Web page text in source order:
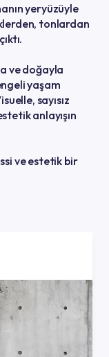
yeryüzüyle
tonlardan
ve doğayla
yaşam
sayısız
anlayışın
ve estetik bir